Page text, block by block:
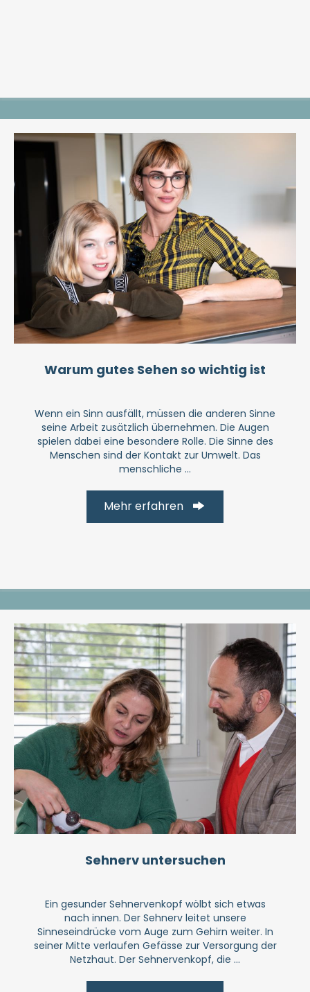
Warum gutes Sehen so wichtig ist
Wenn ein Sinn ausfällt, müssen die anderen Sinne
seine Arbeit zusätzlich übernehmen. Die Augen
spielen dabei eine besondere Rolle. Die Sinne des
Menschen sind der Kontakt zur Umwelt. Das
menschliche ...
Mehr erfahren
Sehnerv untersuchen
Ein gesunder Sehnervenkopf wölbt sich etwas
nach innen. Der Sehnerv leitet unsere
Sinneseindrücke vom Auge zum Gehirn weiter. In
seiner Mitte verlaufen Gefässe zur Versorgung der
Netzhaut. Der Sehnervenkopf, die ...